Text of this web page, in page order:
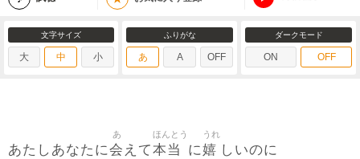
文字サイズ
大 中 小
ふりがな
あ A OFF
ダークモード
ON OFF
あたしあなたに会
あ
えて本当
ほんとう
に嬉
うれ
しいのに